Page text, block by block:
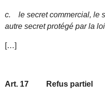
c. le secret commercial, le
autre secret protégé par la
[…]
Art. 17 Refus partiel